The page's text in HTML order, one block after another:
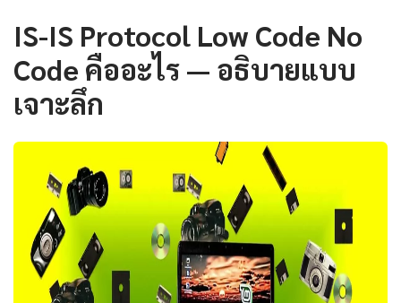
IS-IS Protocol Low Code No
Code คืออะไร — อธิบายแบบ
เจาะลึก